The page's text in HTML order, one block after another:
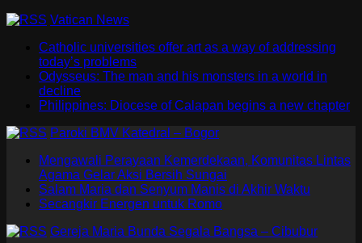
Vatican News
Catholic universities offer art as a way of addressing
today’s problems
Odysseus: The man and his monsters in a world in
decline
Philippines: Diocese of Calapan begins a new chapter
Paroki BMV Katedral – Bogor
Mengawali Perayaan Kemerdekaan, Komunitas Lintas
Agama Gelar Aksi Bersih Sungai
Salam Maria dan Senyum Manis di Akhir Waktu
Secangkir Energen untuk Romo
Gereja Maria Bunda Segala Bangsa – Cibubur